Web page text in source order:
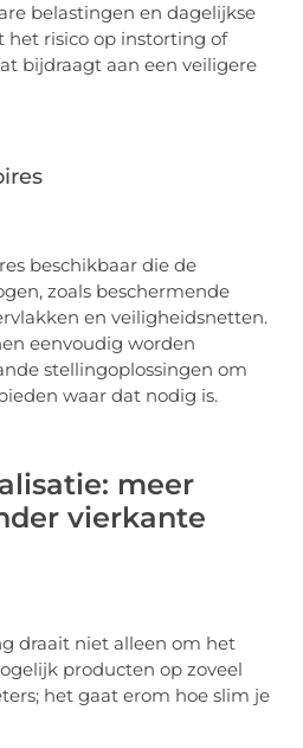
belastingen en dagelijkse
het risico op instorting of
bijdraagt aan een veiligere
beschikbaar die de
zoals beschermende
en veiligheidsnetten.
eenvoudig worden
stellingoplossingen om
waar dat nodig is.
meer
vierkante
draait niet alleen om het
producten op zoveel
het gaat erom hoe slim je